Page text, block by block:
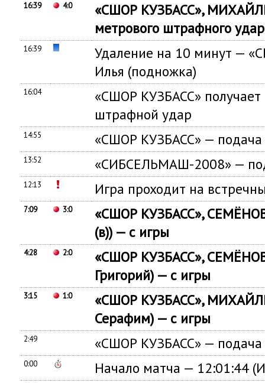
16:39 4:0
«СШОР КУЗБАСС»,
метрового штрафного
16:39
Удаление на 10 минут —
Илья (подножка)
16:04
«СШОР КУЗБАСС»
штрафной удар
14:55 «СШОР КУЗБАСС» — подача
13:52 «СИБСЕЛЬМАШ-2008» —
12:13 Игра проходит на
7:09 3:0
«СШОР КУЗБАСС»,
(в)) — с игры
4:28 2:0
«СШОР КУЗБАСС»,
Григорий) — с игры
3:15 1:0
«СШОР КУЗБАСС»,
Серафим) — с игры
2:49 «СШОР КУЗБАСС» — подача
0:00 Начало матча — 12:01:44